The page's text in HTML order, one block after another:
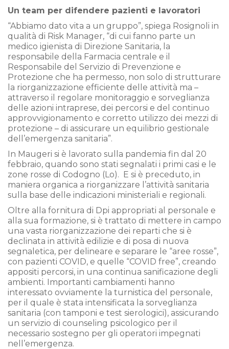
Un team per difendere pazienti e lavoratori
“Abbiamo dato vita a un gruppo”, spiega Rosignoli in
qualità di Risk Manager, “di cui fanno parte un
medico igienista di Direzione Sanitaria, la
responsabile della Farmacia centrale e il
Responsabile del Servizio di Prevenzione e
Protezione che ha permesso, non solo di strutturare
la riorganizzazione efficiente delle attività ma –
attraverso il regolare monitoraggio e sorveglianza
delle azioni intraprese, dei percorsi e del continuo
approvvigionamento e corretto utilizzo dei mezzi di
protezione – di assicurare un equilibrio gestionale
dell’emergenza sanitaria”.
In Maugeri si è lavorato sulla pandemia fin dal 20
febbraio, quando sono stati segnalati i primi casi e le
zone rosse di Codogno (Lo). E si è preceduto, in
maniera organica a riorganizzare l’attività sanitaria
sulla base delle indicazioni ministeriali e regionali.
Oltre alla fornitura di Dpi appropriati al personale e
alla sua formazione, si è trattato di mettere in campo
una vasta riorganizzazione dei reparti che si è
declinata in attività edilizie e di posa di nuova
segnaletica, per delineare e separare le “aree rosse”,
con pazienti COVID, e quelle “COVID free”, creando
appositi percorsi, in una continua sanificazione degli
ambienti. Importanti cambiamenti hanno
interessato ovviamente la turnistica del personale,
per il quale è stata intensificata la sorveglianza
sanitaria (con tamponi e test sierologici), assicurando
un servizio di counseling psicologico per il
necessario sostegno per gli operatori impegnati
nell’emergenza.